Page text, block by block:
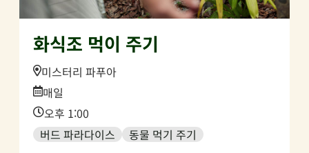
화식조 먹이 주기
Location:
미스터리 파푸아
Date:
매일
Time:
오후 1:00
버드 파라다이스
동물 먹기 주기